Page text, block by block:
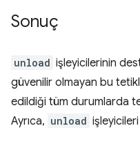
Sonuç
unload işleyicilerinin
güvenilir olmayan bu
edildiği tüm durumlarda
Ayrıca, unload işleyicileri